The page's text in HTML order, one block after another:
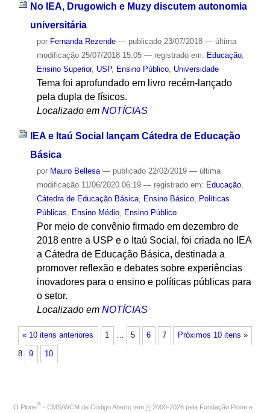
No IEA, Drugowich e Muzy discutem autonomia
universitária
por Fernanda Rezende — publicado23/07/2018 — última
modificação25/07/2018 15:05 — registrado em: Educação,
Ensino Superior, USP, Ensino Público, Universidade
Tema foi aprofundado em livro recém-lançado
pela dupla de físicos.
Localizado em NOTÍCIAS
IEA e Itaú Social lançam Cátedra de Educação
Básica
por Mauro Bellesa — publicado22/02/2019 — última
modificação11/06/2020 06:19 — registrado em: Educação,
Cátedra de Educação Básica, Ensino Básico, Políticas
Públicas, Ensino Médio, Ensino Público
Por meio de convênio firmado em dezembro de
2018 entre a USP e o Itaú Social, foi criada no IEA
a Cátedra de Educação Básica, destinada a
promover reflexão e debates sobre experiências
inovadores para o ensino e políticas públicas para
o setor.
Localizado em NOTÍCIAS
« 10 itens anteriores Próximos 10 itens »
1 … 5 6 7
8 9 10
O Plone® - CMS/WCM de Código Aberto tem © 2000-2026 pela Fundação Plone e